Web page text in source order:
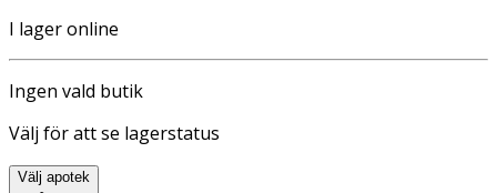
I lager online
Ingen vald butik
Välj för att se lagerstatus
Välj apotek